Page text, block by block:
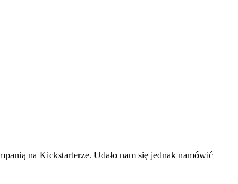
na Kickstarterze. Udało nam się jednak namówić